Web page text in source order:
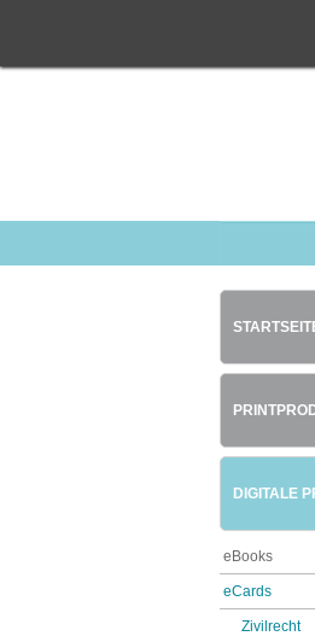
DIGITALE
eBooks
eCards
Zivilrecht